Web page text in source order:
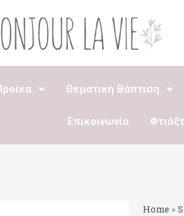
Θεματική Βάπτιση
Επικοινωνία
Home »